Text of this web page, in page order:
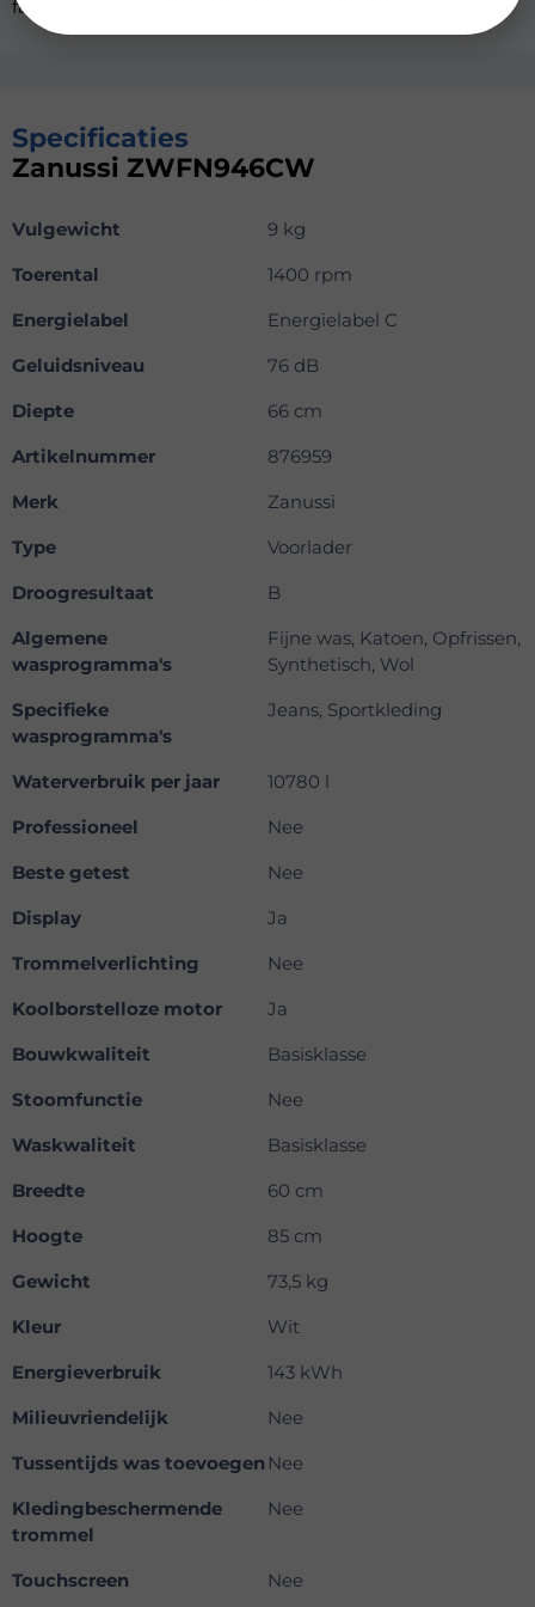
favoriete kleding aan.
Specificaties
Zanussi ZWFN946CW
Vulgewicht
9 kg
Toerental
1400 rpm
Energielabel
Energielabel C
Geluidsniveau
76 dB
Diepte
66 cm
Artikelnummer
876959
Merk
Zanussi
Type
Voorlader
Droogresultaat
B
Algemene
wasprogramma's
Fijne was, Katoen, Opfrissen,
Synthetisch, Wol
Specifieke
wasprogramma's
Jeans, Sportkleding
Waterverbruik per jaar
10780 l
Professioneel
Nee
Beste getest
Nee
Display
Ja
Trommelverlichting
Nee
Koolborstelloze motor
Ja
Bouwkwaliteit
Basisklasse
Stoomfunctie
Nee
Waskwaliteit
Basisklasse
Breedte
60 cm
Hoogte
85 cm
Gewicht
73,5 kg
Kleur
Wit
Energieverbruik
143 kWh
Milieuvriendelijk
Nee
Tussentijds was toevoegen Nee
Kledingbeschermende
trommel
Nee
Touchscreen Nee